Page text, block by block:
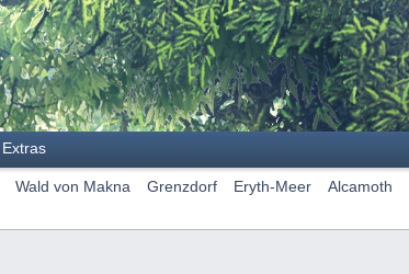
Extras
Wald von Makna Grenzdorf Eryth-Meer Alcamoth